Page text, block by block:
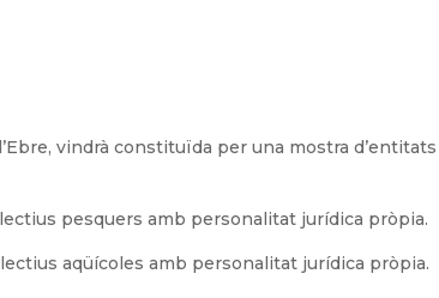
vindrà constituïda per una mostra
pesquers amb personalitat jurídica pròpia.
aqüícoles amb personalitat jurídica pròpia.